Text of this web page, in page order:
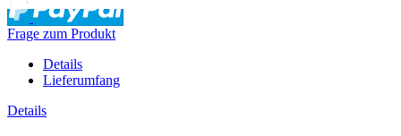
Frage zum Produkt
Details
Lieferumfang
Details